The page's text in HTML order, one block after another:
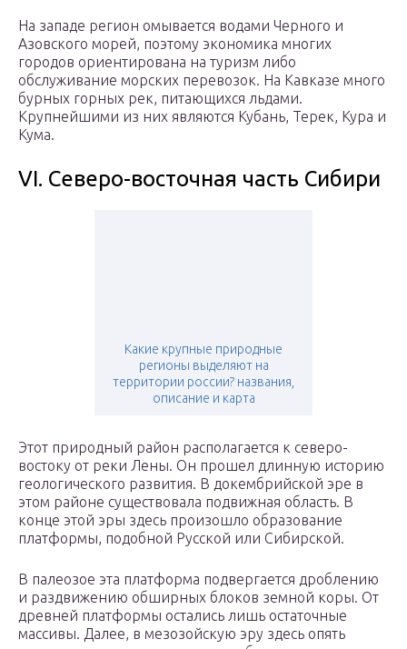
На западе регион омывается водами Черного и
Азовского морей, поэтому экономика многих
городов ориентирована на туризм либо
обслуживание морских перевозок. На Кавказе много
бурных горных рек, питающихся льдами.
Крупнейшими из них являются Кубань, Терек, Кура и
Кума.
VI. Северо-восточная часть Сибири
Какие крупные природные
регионы выделяют на
территории россии? названия,
описание и карта
Этот природный район располагается к северо-
востоку от реки Лены. Он прошел длинную историю
геологического развития. В докембрийской эре в
этом районе существовала подвижная область. В
конце этой эры здесь произошло образование
платформы, подобной Русской или Сибирской.
В палеозое эта платформа подвергается дроблению
и раздвижению обширных блоков земной коры. От
древней платформы остались лишь остаточные
массивы. Далее, в мезозойскую эру здесь опять